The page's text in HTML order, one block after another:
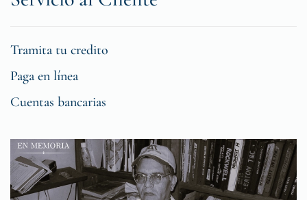
Tramita tu credito
Paga en línea
Cuentas bancarias